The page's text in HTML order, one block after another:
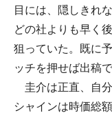
目には、隠しきれ
どの社よりも早く
狙っていた。既に
ッチを押せば出稿
圭介は正直、自
シャインは時価総